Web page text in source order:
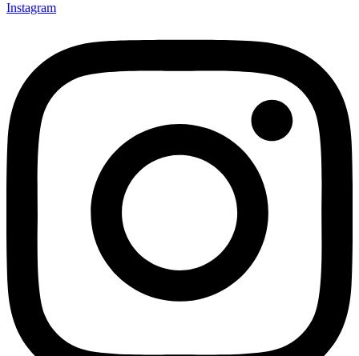
Instagram